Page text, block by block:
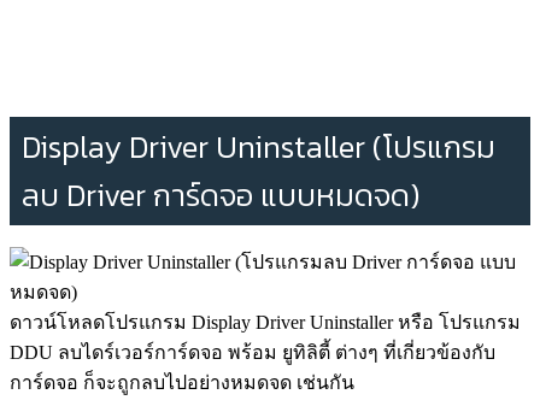
Display Driver Uninstaller (โปรแกรม
ลบ Driver การ์ดจอ แบบหมดจด)
ดาวน์โหลดโปรแกรม Display Driver Uninstaller หรือ โปรแกรม
DDU ลบไดร์เวอร์การ์ดจอ พร้อม ยูทิลิตี้ ต่างๆ ที่เกี่ยวข้องกับ
การ์ดจอ ก็จะถูกลบไปอย่างหมดจด เช่นกัน